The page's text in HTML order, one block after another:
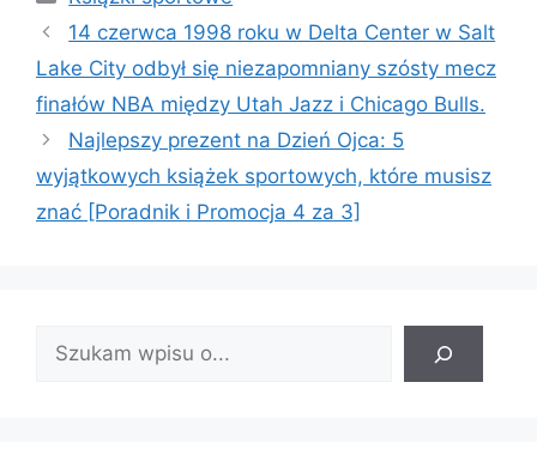
14 czerwca 1998 roku w Delta Center w Salt
Lake City odbył się niezapomniany szósty mecz
finałów NBA między Utah Jazz i Chicago Bulls.
Najlepszy prezent na Dzień Ojca: 5
wyjątkowych książek sportowych, które musisz
znać [Poradnik i Promocja 4 za 3]
Znajdź
wpis: